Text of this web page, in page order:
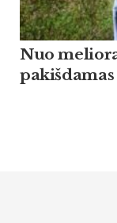
Nuo